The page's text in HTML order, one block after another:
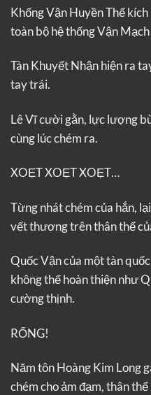
Khống Vận Huyền Thể
toàn bộ hệ thống Vận
Tàn Khuyết Nhận hiện ra
tay trái.
Lê Vĩ cười gằn, lực lượng
cùng lúc chém ra.
XOẸT XOẸT XOẸT…
Từng nhát chém của hắn,
vết thương trên thân thể
Quốc Vận của một tàn
không thể hoàn thiện như
cường thịnh.
RỐNG!
Năm tôn Hoàng Kim Long
chém cho ảm đạm, thân